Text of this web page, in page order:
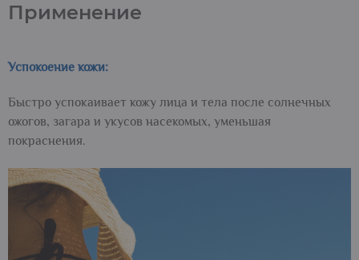
Применение
Успокоение кожи:
Быстро успокаивает кожу лица и тела после солнечных
ожогов, загара и укусов насекомых, уменьшая
покраснения.